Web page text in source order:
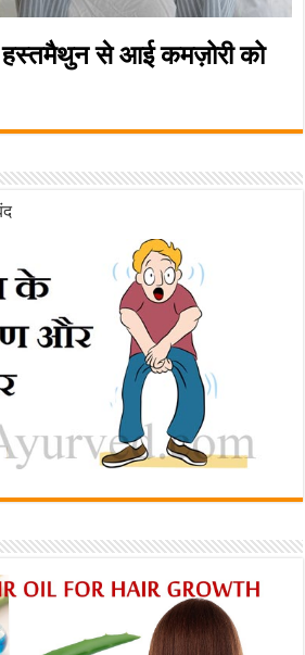
से आई कमज़ोरी को